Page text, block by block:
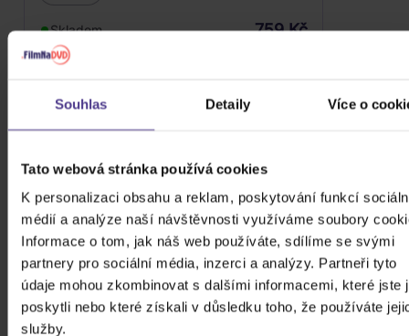
Souhlas Detaily Více o
Tato webová stránka používá cookies
K personalizaci obsahu a reklam, poskytování funkcí
médií a analýze naší návštěvnosti využíváme soubory
Informace o tom, jak náš web používáte, sdílíme se svými
partnery pro sociální média, inzerci a analýzy. Partneři tyto
údaje mohou zkombinovat s dalšími informacemi, které jste
poskytli nebo které získali v důsledku toho, že používáte
služby.
Skladem 759 Kč